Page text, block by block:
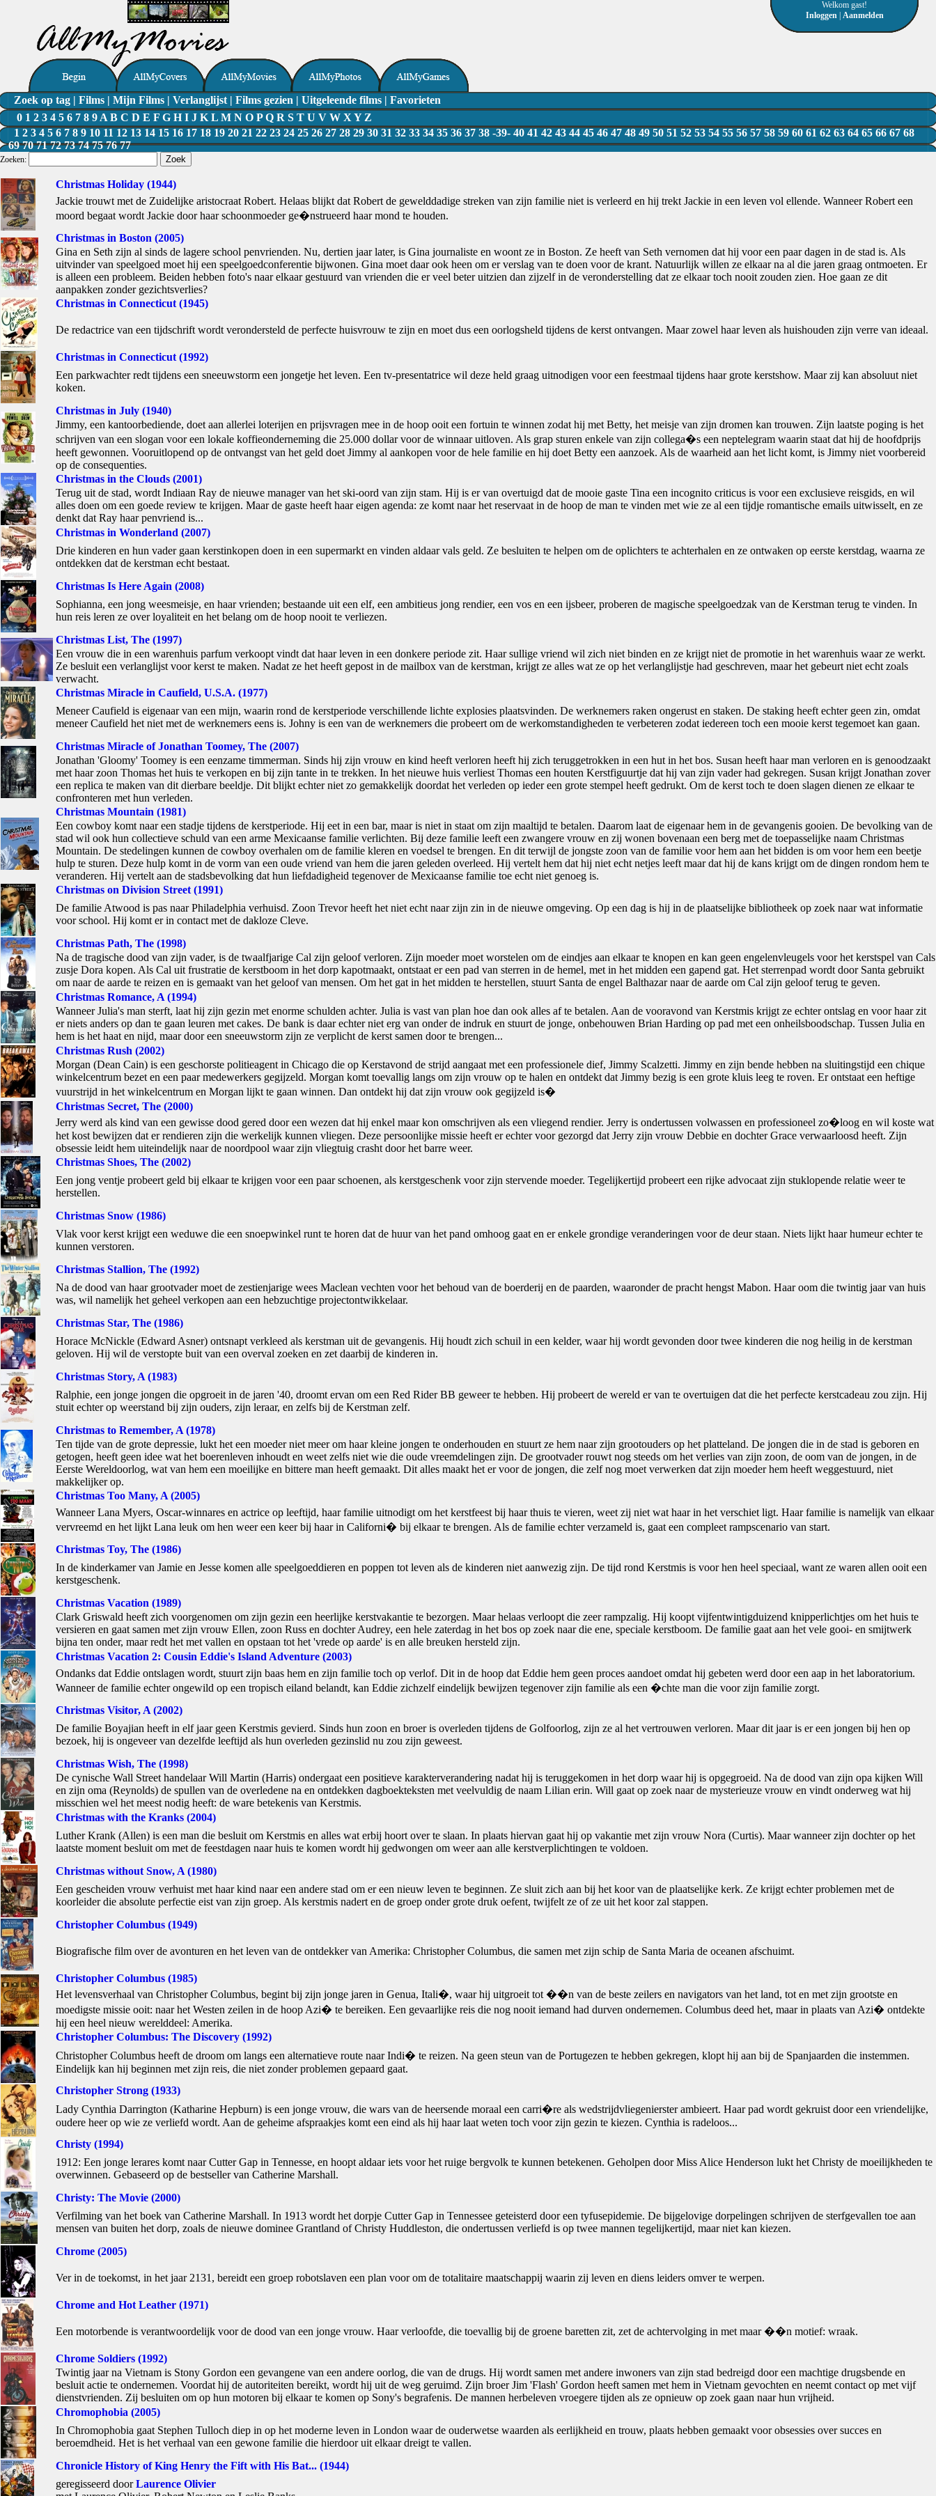
Zoek op tag | Films | Mijn Films | Verlanglijst | Films gezien | Uitgeleende films | Favorieten
0 1 2 3 4 5 6 7 8 9 A B C D E F G H I J K L M N O P Q R S T U V W X Y Z
1 2 3 4 5 6 7 8 9 10 11 12 13 14 15 16 17 18 19 20 21 22 23 24 25 26 27 28 29 30 31 32 33 34 35 36 37 38 -39- 40 41 42 43 44 45 46 47 48 49 50 51 52 53 54 55 56 57 58 59 60 61 62 63 64 65 66 67 68
69 70 71 72 73 74 75 76 77
Zoeken:
Christmas Holiday (1944)
Jackie trouwt met de Zuidelijke aristocraat Robert. Helaas blijkt dat Robert de gewelddadige streken van zijn familie niet is verleerd en hij trekt Jackie in een leven vol ellende. Wanneer Robert een
moord begaat wordt Jackie door haar schoonmoeder ge�nstrueerd haar mond te houden.
Christmas in Boston (2005)
Gina en Seth zijn al sinds de lagere school penvrienden. Nu, dertien jaar later, is Gina journaliste en woont ze in Boston. Ze heeft van Seth vernomen dat hij voor een paar dagen in de stad is. Als
uitvinder van speelgoed moet hij een speelgoedconferentie bijwonen. Gina moet daar ook heen om er verslag van te doen voor de krant. Natuurlijk willen ze elkaar na al die jaren graag ontmoeten. Er
is alleen een probleem. Beiden hebben foto's naar elkaar gestuurd van vrienden die er veel beter uitzien dan zijzelf in de veronderstelling dat ze elkaar toch nooit zouden zien. Hoe gaan ze dit
aanpakken zonder gezichtsverlies?
Christmas in Connecticut (1945)
De redactrice van een tijdschrift wordt verondersteld de perfecte huisvrouw te zijn en moet dus een oorlogsheld tijdens de kerst ontvangen. Maar zowel haar leven als huishouden zijn verre van ideaal.
Christmas in Connecticut (1992)
Een parkwachter redt tijdens een sneeuwstorm een jongetje het leven. Een tv-presentatrice wil deze held graag uitnodigen voor een feestmaal tijdens haar grote kerstshow. Maar zij kan absoluut niet
koken.
Christmas in July (1940)
Jimmy, een kantoorbediende, doet aan allerlei loterijen en prijsvragen mee in de hoop ooit een fortuin te winnen zodat hij met Betty, het meisje van zijn dromen kan trouwen. Zijn laatste poging is het
schrijven van een slogan voor een lokale koffieonderneming die 25.000 dollar voor de winnaar uitloven. Als grap sturen enkele van zijn collega�s een neptelegram waarin staat dat hij de hoofdprijs
heeft gewonnen. Vooruitlopend op de ontvangst van het geld doet Jimmy al aankopen voor de hele familie en hij doet Betty een aanzoek. Als de waarheid aan het licht komt, is Jimmy niet voorbereid
op de consequenties.
Christmas in the Clouds (2001)
Terug uit de stad, wordt Indiaan Ray de nieuwe manager van het ski-oord van zijn stam. Hij is er van overtuigd dat de mooie gaste Tina een incognito criticus is voor een exclusieve reisgids, en wil
alles doen om een goede review te krijgen. Maar de gaste heeft haar eigen agenda: ze komt naar het reservaat in de hoop de man te vinden met wie ze al een tijdje romantische emails uitwisselt, en ze
denkt dat Ray haar penvriend is...
Christmas in Wonderland (2007)
Drie kinderen en hun vader gaan kerstinkopen doen in een supermarkt en vinden aldaar vals geld. Ze besluiten te helpen om de oplichters te achterhalen en ze ontwaken op eerste kerstdag, waarna ze
ontdekken dat de kerstman echt bestaat.
Christmas Is Here Again (2008)
Sophianna, een jong weesmeisje, en haar vrienden; bestaande uit een elf, een ambitieus jong rendier, een vos en een ijsbeer, proberen de magische speelgoedzak van de Kerstman terug te vinden. In
hun reis leren ze over loyaliteit en het belang om de hoop nooit te verliezen.
Christmas List, The (1997)
Een vrouw die in een warenhuis parfum verkoopt vindt dat haar leven in een donkere periode zit. Haar sullige vriend wil zich niet binden en ze krijgt niet de promotie in het warenhuis waar ze werkt.
Ze besluit een verlanglijst voor kerst te maken. Nadat ze het heeft gepost in de mailbox van de kerstman, krijgt ze alles wat ze op het verlanglijstje had geschreven, maar het gebeurt niet echt zoals
verwacht.
Christmas Miracle in Caufield, U.S.A. (1977)
Meneer Caufield is eigenaar van een mijn, waarin rond de kerstperiode verschillende lichte explosies plaatsvinden. De werknemers raken ongerust en staken. De staking heeft echter geen zin, omdat
meneer Caufield het niet met de werknemers eens is. Johny is een van de werknemers die probeert om de werkomstandigheden te verbeteren zodat iedereen toch een mooie kerst tegemoet kan gaan.
Christmas Miracle of Jonathan Toomey, The (2007)
Jonathan 'Gloomy' Toomey is een eenzame timmerman. Sinds hij zijn vrouw en kind heeft verloren heeft hij zich teruggetrokken in een hut in het bos. Susan heeft haar man verloren en is genoodzaakt
met haar zoon Thomas het huis te verkopen en bij zijn tante in te trekken. In het nieuwe huis verliest Thomas een houten Kerstfiguurtje dat hij van zijn vader had gekregen. Susan krijgt Jonathan zover
een replica te maken van dit dierbare beeldje. Dit blijkt echter niet zo gemakkelijk doordat het verleden op ieder een grote stempel heeft gedrukt. Om de kerst toch te doen slagen dienen ze elkaar te
confronteren met hun verleden.
Christmas Mountain (1981)
Een cowboy komt naar een stadje tijdens de kerstperiode. Hij eet in een bar, maar is niet in staat om zijn maaltijd te betalen. Daarom laat de eigenaar hem in de gevangenis gooien. De bevolking van de
stad wil ook hun collectieve schuld van een arme Mexicaanse familie verlichten. Bij deze familie leeft een zwangere vrouw en zij wonen bovenaan een berg met de toepasselijke naam Christmas
Mountain. De stedelingen kunnen de cowboy overhalen om de familie kleren en voedsel te brengen. En dit terwijl de jongste zoon van de familie voor hem aan het bidden is om voor hem een beetje
hulp te sturen. Deze hulp komt in de vorm van een oude vriend van hem die jaren geleden overleed. Hij vertelt hem dat hij niet echt netjes leeft maar dat hij de kans krijgt om de dingen rondom hem te
veranderen. Hij vertelt aan de stadsbevolking dat hun liefdadigheid tegenover de Mexicaanse familie toe echt niet genoeg is.
Christmas on Division Street (1991)
De familie Atwood is pas naar Philadelphia verhuisd. Zoon Trevor heeft het niet echt naar zijn zin in de nieuwe omgeving. Op een dag is hij in de plaatselijke bibliotheek op zoek naar wat informatie
voor school. Hij komt er in contact met de dakloze Cleve.
Christmas Path, The (1998)
Na de tragische dood van zijn vader, is de twaalfjarige Cal zijn geloof verloren. Zijn moeder moet worstelen om de eindjes aan elkaar te knopen en kan geen engelenvleugels voor het kerstspel van Cals
zusje Dora kopen. Als Cal uit frustratie de kerstboom in het dorp kapotmaakt, ontstaat er een pad van sterren in de hemel, met in het midden een gapend gat. Het sterrenpad wordt door Santa gebruikt
om naar de aarde te reizen en is gemaakt van het geloof van mensen. Om het gat in het midden te herstellen, stuurt Santa de engel Balthazar naar de aarde om Cal zijn geloof terug te geven.
Christmas Romance, A (1994)
Wanneer Julia's man sterft, laat hij zijn gezin met enorme schulden achter. Julia is vast van plan hoe dan ook alles af te betalen. Aan de vooravond van Kerstmis krijgt ze echter ontslag en voor haar zit
er niets anders op dan te gaan leuren met cakes. De bank is daar echter niet erg van onder de indruk en stuurt de jonge, onbehouwen Brian Harding op pad met een onheilsboodschap. Tussen Julia en
hem is het haat en nijd, maar door een sneeuwstorm zijn ze verplicht de kerst samen door te brengen...
Christmas Rush (2002)
Morgan (Dean Cain) is een geschorste politieagent in Chicago die op Kerstavond de strijd aangaat met een professionele dief, Jimmy Scalzetti. Jimmy en zijn bende hebben na sluitingstijd een chique
winkelcentrum bezet en een paar medewerkers gegijzeld. Morgan komt toevallig langs om zijn vrouw op te halen en ontdekt dat Jimmy bezig is een grote kluis leeg te roven. Er ontstaat een heftige
vuurstrijd in het winkelcentrum en Morgan lijkt te gaan winnen. Dan ontdekt hij dat zijn vrouw ook gegijzeld is�
Christmas Secret, The (2000)
Jerry werd als kind van een gewisse dood gered door een wezen dat hij enkel maar kon omschrijven als een vliegend rendier. Jerry is ondertussen volwassen en professioneel zo�loog en wil koste wat
het kost bewijzen dat er rendieren zijn die werkelijk kunnen vliegen. Deze persoonlijke missie heeft er echter voor gezorgd dat Jerry zijn vrouw Debbie en dochter Grace verwaarloosd heeft. Zijn
obsessie leidt hem uiteindelijk naar de noordpool waar zijn vliegtuig crasht door het barre weer.
Christmas Shoes, The (2002)
Een jong ventje probeert geld bij elkaar te krijgen voor een paar schoenen, als kerstgeschenk voor zijn stervende moeder. Tegelijkertijd probeert een rijke advocaat zijn stuklopende relatie weer te
herstellen.
Christmas Snow (1986)
Vlak voor kerst krijgt een weduwe die een snoepwinkel runt te horen dat de huur van het pand omhoog gaat en er enkele grondige veranderingen voor de deur staan. Niets lijkt haar humeur echter te
kunnen verstoren.
Christmas Stallion, The (1992)
Na de dood van haar grootvader moet de zestienjarige wees Maclean vechten voor het behoud van de boerderij en de paarden, waaronder de pracht hengst Mabon. Haar oom die twintig jaar van huis
was, wil namelijk het geheel verkopen aan een hebzuchtige projectontwikkelaar.
Christmas Star, The (1986)
Horace McNickle (Edward Asner) ontsnapt verkleed als kerstman uit de gevangenis. Hij houdt zich schuil in een kelder, waar hij wordt gevonden door twee kinderen die nog heilig in de kerstman
geloven. Hij wil de verstopte buit van een overval zoeken en zet daarbij de kinderen in.
Christmas Story, A (1983)
Ralphie, een jonge jongen die opgroeit in de jaren '40, droomt ervan om een Red Rider BB geweer te hebben. Hij probeert de wereld er van te overtuigen dat die het perfecte kerstcadeau zou zijn. Hij
stuit echter op weerstand bij zijn ouders, zijn leraar, en zelfs bij de Kerstman zelf.
Christmas to Remember, A (1978)
Ten tijde van de grote depressie, lukt het een moeder niet meer om haar kleine jongen te onderhouden en stuurt ze hem naar zijn grootouders op het platteland. De jongen die in de stad is geboren en
getogen, heeft geen idee wat het boerenleven inhoudt en weet zelfs niet wie die oude vreemdelingen zijn. De grootvader rouwt nog steeds om het verlies van zijn zoon, de oom van de jongen, in de
Eerste Wereldoorlog, wat van hem een moeilijke en bittere man heeft gemaakt. Dit alles maakt het er voor de jongen, die zelf nog moet verwerken dat zijn moeder hem heeft weggestuurd, niet
makkelijker op.
Christmas Too Many, A (2005)
Wanneer Lana Myers, Oscar-winnares en actrice op leeftijd, haar familie uitnodigt om het kerstfeest bij haar thuis te vieren, weet zij niet wat haar in het verschiet ligt. Haar familie is namelijk van elkaar
vervreemd en het lijkt Lana leuk om hen weer een keer bij haar in Californi� bij elkaar te brengen. Als de familie echter verzameld is, gaat een compleet rampscenario van start.
Christmas Toy, The (1986)
In de kinderkamer van Jamie en Jesse komen alle speelgoeddieren en poppen tot leven als de kinderen niet aanwezig zijn. De tijd rond Kerstmis is voor hen heel speciaal, want ze waren allen ooit een
kerstgeschenk.
Christmas Vacation (1989)
Clark Griswald heeft zich voorgenomen om zijn gezin een heerlijke kerstvakantie te bezorgen. Maar helaas verloopt die zeer rampzalig. Hij koopt vijfentwintigduizend knipperlichtjes om het huis te
versieren en gaat samen met zijn vrouw Ellen, zoon Russ en dochter Audrey, een hele zaterdag in het bos op zoek naar die ene, speciale kerstboom. De familie gaat aan het vele gooi- en smijtwerk
bijna ten onder, maar redt het met vallen en opstaan tot het 'vrede op aarde' is en alle breuken hersteld zijn.
Christmas Vacation 2: Cousin Eddie's Island Adventure (2003)
Ondanks dat Eddie ontslagen wordt, stuurt zijn baas hem en zijn familie toch op verlof. Dit in de hoop dat Eddie hem geen proces aandoet omdat hij gebeten werd door een aap in het laboratorium.
Wanneer de familie echter ongewild op een tropisch eiland belandt, kan Eddie zichzelf eindelijk bewijzen tegenover zijn familie als een �chte man die voor zijn familie zorgt.
Christmas Visitor, A (2002)
De familie Boyajian heeft in elf jaar geen Kerstmis gevierd. Sinds hun zoon en broer is overleden tijdens de Golfoorlog, zijn ze al het vertrouwen verloren. Maar dit jaar is er een jongen bij hen op
bezoek, hij is ongeveer van dezelfde leeftijd als hun overleden gezinslid nu zou zijn geweest.
Christmas Wish, The (1998)
De cynische Wall Street handelaar Will Martin (Harris) ondergaat een positieve karakterverandering nadat hij is teruggekomen in het dorp waar hij is opgegroeid. Na de dood van zijn opa kijken Will
en zijn oma (Reynolds) de spullen van de overledene na en ontdekken dagboekteksten met veelvuldig de naam Lilian erin. Will gaat op zoek naar de mysterieuze vrouw en vindt onderweg wat hij
misschien wel het meest nodig heeft: de ware betekenis van Kerstmis.
Christmas with the Kranks (2004)
Luther Krank (Allen) is een man die besluit om Kerstmis en alles wat erbij hoort over te slaan. In plaats hiervan gaat hij op vakantie met zijn vrouw Nora (Curtis). Maar wanneer zijn dochter op het
laatste moment besluit om met de feestdagen naar huis te komen wordt hij gedwongen om weer aan alle kerstverplichtingen te voldoen.
Christmas without Snow, A (1980)
Een gescheiden vrouw verhuist met haar kind naar een andere stad om er een nieuw leven te beginnen. Ze sluit zich aan bij het koor van de plaatselijke kerk. Ze krijgt echter problemen met de
koorleider die absolute perfectie eist van zijn groep. Als kerstmis nadert en de groep onder grote druk oefent, twijfelt ze of ze uit het koor zal stappen.
Christopher Columbus (1949)
Biografische film over de avonturen en het leven van de ontdekker van Amerika: Christopher Columbus, die samen met zijn schip de Santa Maria de oceanen afschuimt.
Christopher Columbus (1985)
Het levensverhaal van Christopher Columbus, begint bij zijn jonge jaren in Genua, Itali�, waar hij uitgroeit tot ��n van de beste zeilers en navigators van het land, tot en met zijn grootste en
moedigste missie ooit: naar het Westen zeilen in de hoop Azi� te bereiken. Een gevaarlijke reis die nog nooit iemand had durven ondernemen. Columbus deed het, maar in plaats van Azi� ontdekte
hij een heel nieuw werelddeel: Amerika.
Christopher Columbus: The Discovery (1992)
Christopher Columbus heeft de droom om langs een alternatieve route naar Indi� te reizen. Na geen steun van de Portugezen te hebben gekregen, klopt hij aan bij de Spanjaarden die instemmen.
Eindelijk kan hij beginnen met zijn reis, die niet zonder problemen gepaard gaat.
Christopher Strong (1933)
Lady Cynthia Darrington (Katharine Hepburn) is een jonge vrouw, die wars van de heersende moraal een carri�re als wedstrijdvliegenierster ambieert. Haar pad wordt gekruist door een vriendelijke,
oudere heer op wie ze verliefd wordt. Aan de geheime afspraakjes komt een eind als hij haar laat weten toch voor zijn gezin te kiezen. Cynthia is radeloos...
Christy (1994)
1912: Een jonge lerares komt naar Cutter Gap in Tennesse, en hoopt aldaar iets voor het ruige bergvolk te kunnen betekenen. Geholpen door Miss Alice Henderson lukt het Christy de moeilijkheden te
overwinnen. Gebaseerd op de bestseller van Catherine Marshall.
Christy: The Movie (2000)
Verfilming van het boek van Catherine Marshall. In 1913 wordt het dorpje Cutter Gap in Tennessee geteisterd door een tyfusepidemie. De bijgelovige dorpelingen schrijven de sterfgevallen toe aan
mensen van buiten het dorp, zoals de nieuwe dominee Grantland of Christy Huddleston, die ondertussen verliefd is op twee mannen tegelijkertijd, maar niet kan kiezen.
Chrome (2005)
Ver in de toekomst, in het jaar 2131, bereidt een groep robotslaven een plan voor om de totalitaire maatschappij waarin zij leven en diens leiders omver te werpen.
Chrome and Hot Leather (1971)
Een motorbende is verantwoordelijk voor de dood van een jonge vrouw. Haar verloofde, die toevallig bij de groene baretten zit, zet de achtervolging in met maar ��n motief: wraak.
Chrome Soldiers (1992)
Twintig jaar na Vietnam is Stony Gordon een gevangene van een andere oorlog, die van de drugs. Hij wordt samen met andere inwoners van zijn stad bedreigd door een machtige drugsbende en
besluit actie te ondernemen. Voordat hij de autoriteiten bereikt, wordt hij uit de weg geruimd. Zijn broer Jim 'Flash' Gordon heeft samen met hem in Vietnam gevochten en neemt contact op met vijf
dienstvrienden. Zij besluiten om op hun motoren bij elkaar te komen op Sony's begrafenis. De mannen herbeleven vroegere tijden als ze opnieuw op zoek gaan naar hun vrijheid.
Chromophobia (2005)
In Chromophobia gaat Stephen Tulloch diep in op het moderne leven in London waar de ouderwetse waarden als eerlijkheid en trouw, plaats hebben gemaakt voor obsessies over succes en
beroemdheid. Het is het verhaal van een gewone familie die hierdoor uit elkaar dreigt te vallen.
Chronicle History of King Henry the Fift with His Bat... (1944)
geregisseerd doorLaurence Olivier
Welkom gast!
Inloggen| Aanmelden